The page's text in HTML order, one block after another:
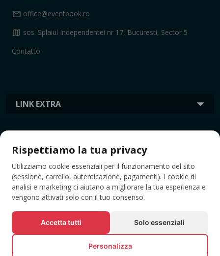
LINK EXTRA
mail office@eventbook.ro
map sos. Splaiul Independentei nr 17, Bucuresti, Sector 5
Contatto
TAG
Rispettiamo la tua privacy
Utilizziamo cookie essenziali per il funzionamento del sito
(sessione, carrello, autenticazione, pagamenti). I cookie di
analisi e marketing ci aiutano a migliorare la tua esperienza e
vengono attivati solo con il tuo consenso.
Accetta tutti Solo essenziali
Personalizza